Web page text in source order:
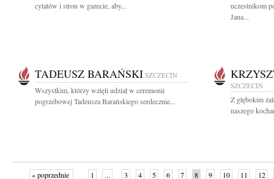
cytatów i stron w gazecie, aby...
uczestnikom
Jana...
TADEUSZ BARAŃSKI SZCZECIN
Wszystkim, którzy wzięli udział w ceremonii
pogrzebowej Tadeusza Barańskiego serdecznie...
SZCZECIN
Z głębokim
naszego
« poprzednie 1 ... 3 4 5 6 7 8 9 10 11 12